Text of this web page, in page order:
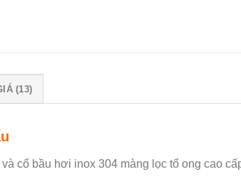
(13)
cổ bầu hơi inox 304 màng lọc tổ ong cao